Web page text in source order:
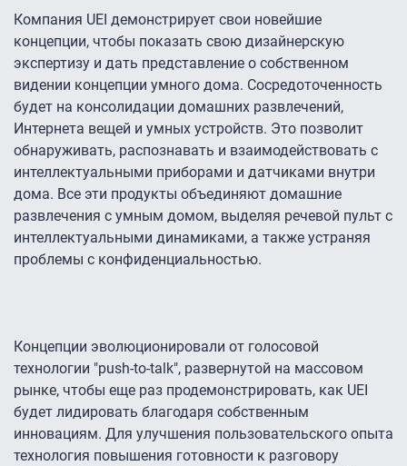
Компания UEI демонстрирует свои новейшие
концепции, чтобы показать свою дизайнерскую
экспертизу и дать представление о собственном
видении концепции умного дома. Сосредоточенность
будет на консолидации домашних развлечений,
Интернета вещей и умных устройств. Это позволит
обнаруживать, распознавать и взаимодействовать с
интеллектуальными приборами и датчиками внутри
дома. Все эти продукты объединяют домашние
развлечения с умным домом, выделяя речевой пульт с
интеллектуальными динамиками, а также устраняя
проблемы с конфиденциальностью.
Концепции эволюционировали от голосовой
технологии "push-to-talk", развернутой на массовом
рынке, чтобы еще раз продемонстрировать, как UEI
будет лидировать благодаря собственным
инновациям. Для улучшения пользовательского опыта
технология повышения готовности к разговору